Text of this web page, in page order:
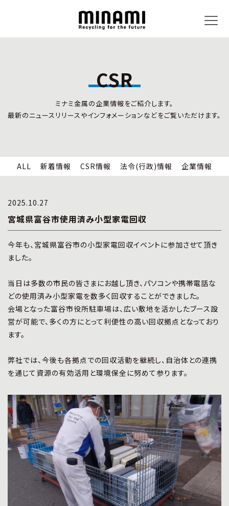
CSR情報
企業情報
事業内容
リサイクルサービス
小型家電リサイクル法
全国の回収対応
CSR
ミナミ金属の企業情報をご紹介します。
最新のニュースリリースやインフォメーションなどをご覧いただけます。
ALL 新着情報 CSR情報 法令(行政)情報 企業情報
2025.10.27
宮城県富谷市使用済み小型家電回収
今年も、宮城県富谷市の小型家電回収イベントに参加させて頂き
ました。
当日は多数の市民の皆さまにお越し頂き、パソコンや携帯電話な
どの使用済み小型家電を数多く回収することができました。
会場となった富谷市役所駐車場は、広い敷地を活かしたブース設
営が可能で、多くの方にとって利便性の高い回収拠点となっており
ます。
弊社では、今後も各拠点での回収活動を継続し、自治体との連携
を通じて資源の有効活用と環境保全に努めて参ります。